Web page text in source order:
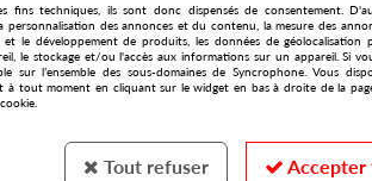
fins techniques, ils sont donc dispensés de consentement.
personnalisation des annonces et du contenu, la mesure des
le développement de produits, les données de géolocalisation
le stockage et/ou l'accès aux informations sur un appareil. Si
sur l’ensemble des sous-domaines de Syncrophone. Vous
à tout moment en cliquant sur le widget en bas à droite de la
Tout refuser Accepter